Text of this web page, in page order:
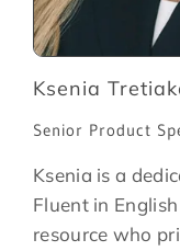
Ksenia
Senior Product
Ksenia is a
Fluent in
resource who